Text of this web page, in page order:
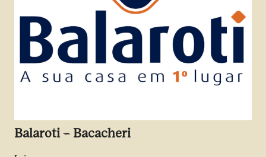
Balaroti – Bacacheri